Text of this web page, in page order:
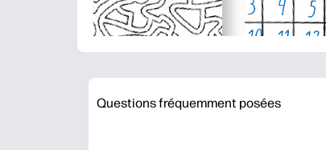
Questions fréquemment posées